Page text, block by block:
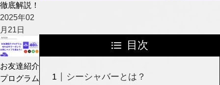
徹底解説！
2025年02
月21日
お友達紹介
プログラム
目次
シーシャバーとは？